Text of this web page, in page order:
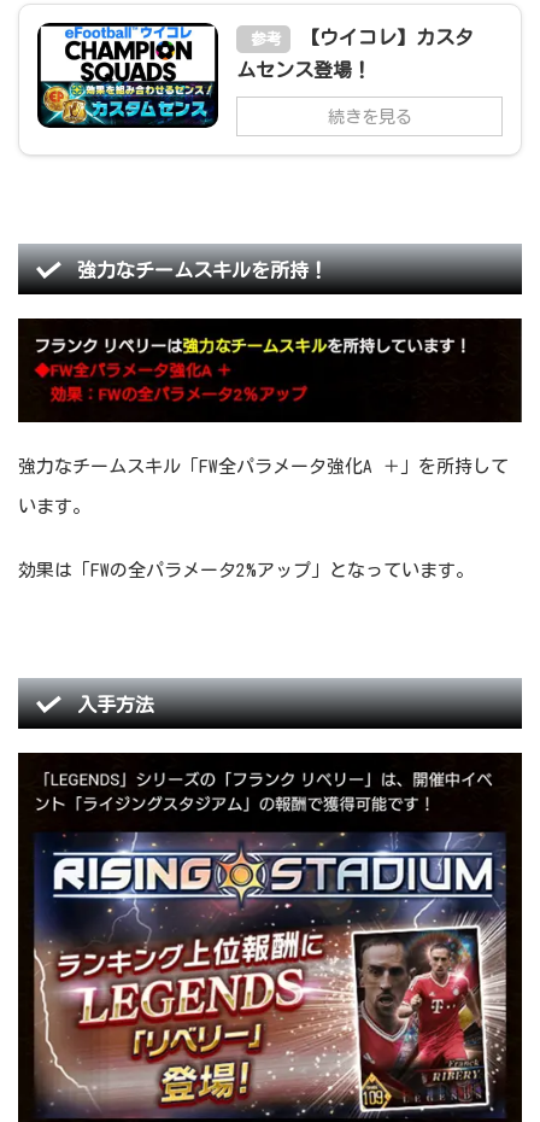
参考
【ウイコレ】カスタ
ムセンス登場！
続きを見る
強力なチームスキルを所持！
強力なチームスキル「FW全パラメータ強化A ＋」を所持して
います。
効果は「FWの全パラメータ2%アップ」となっています。
入手方法